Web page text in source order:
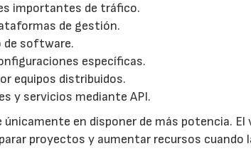
importantes de tráfico.
de gestión.
de software.
específicas.
equipos distribuidos.
y servicios mediante API.
en disponer de más potencia.
proyectos y aumentar recursos cuando